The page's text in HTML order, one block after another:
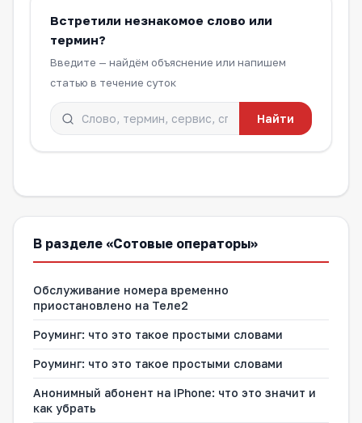
Встретили незнакомое слово или
термин?
Введите — найдём объяснение или напишем
статью в течение суток
Найти
В разделе «Сотовые операторы»
Обслуживание номера временно
приостановлено на Теле2
Роуминг: что это такое простыми словами
Роуминг: что это такое простыми словами
Анонимный абонент на iPhone: что это значит и
как убрать